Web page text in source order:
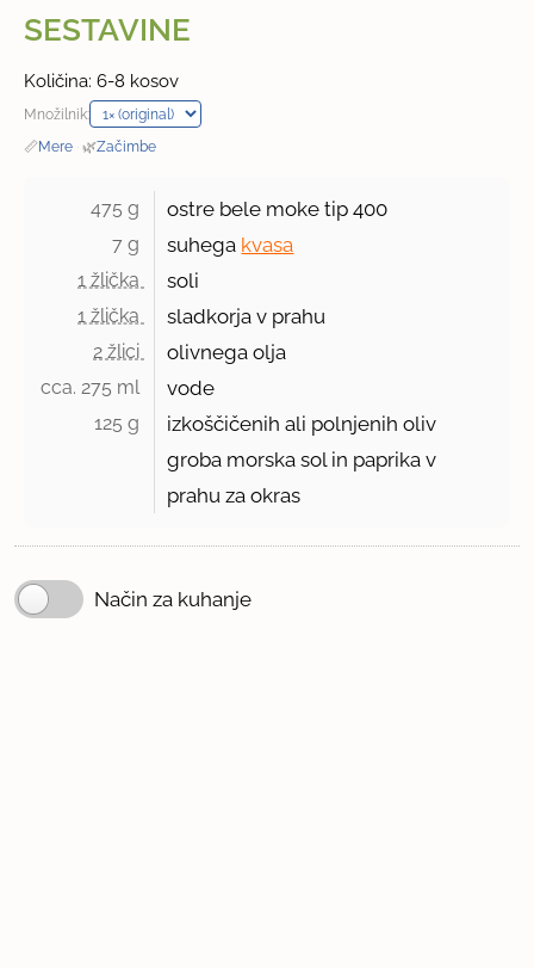
SESTAVINE
Količina: 6-8 kosov
Množilnik:
📏Mere · 🌿Začimbe
475 g ostre bele moke tip400
7 g suhega kvasa
1 žlička soli
1 žlička sladkorja v prahu
2 žlici olivnega olja
cca. 275 ml vode
125 g
izkoščičenih ali polnjenih oliv
groba morska sol in paprika v
prahu za okras
Način za kuhanje